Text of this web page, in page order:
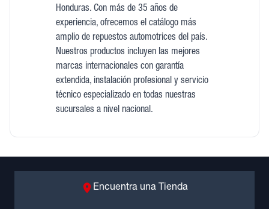
Honduras. Con más de 35 años de
experiencia, ofrecemos el catálogo más
amplio de repuestos automotrices del país.
Nuestros productos incluyen las mejores
marcas internacionales con garantía
extendida, instalación profesional y servicio
técnico especializado en todas nuestras
sucursales a nivel nacional.
Encuentra una Tienda